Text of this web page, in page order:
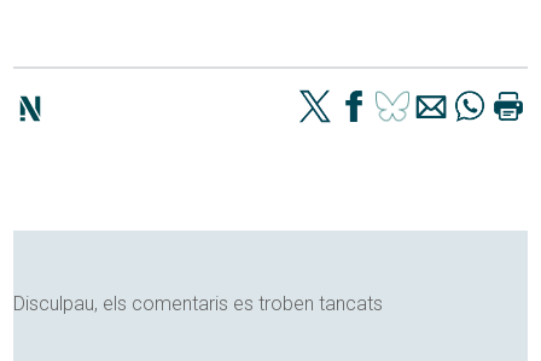
Disculpau, els comentaris es troben tancats